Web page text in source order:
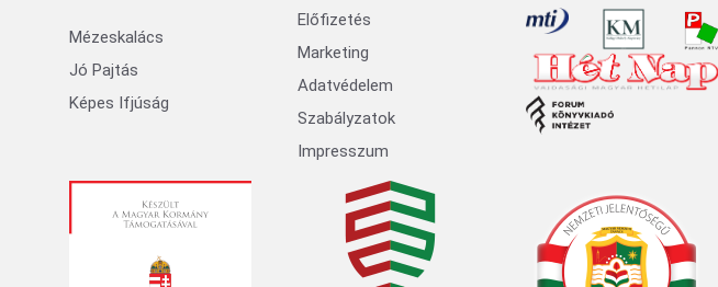
Mézeskalács
Jó Pajtás
Képes Ifjúság
Előfizetés
Marketing
Adatvédelem
Szabályzatok
Impresszum